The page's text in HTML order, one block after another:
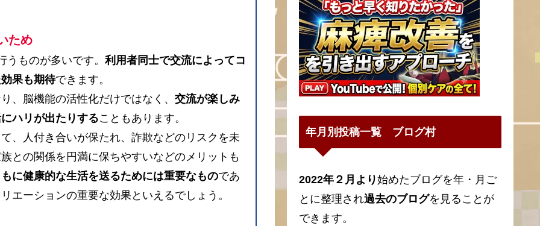
ため
うものが多いです。利用者同士で交流によってコ
果も期待できます。
、脳機能の活性化だけではなく、交流が楽しみ
ハリが出たりすることもあります。
、人付き合いが保たれ、詐欺などのリスクを未
との関係を円満に保ちやすいなどのメリットも
に健康的な生活を送るためには重要なものであ
エーションの重要な効果といえるでしょう。
年月別投稿一覧 ブログ村
2022年２月より始めたブログを年・月ご
とに整理され過去のブログを見ることが
できます。